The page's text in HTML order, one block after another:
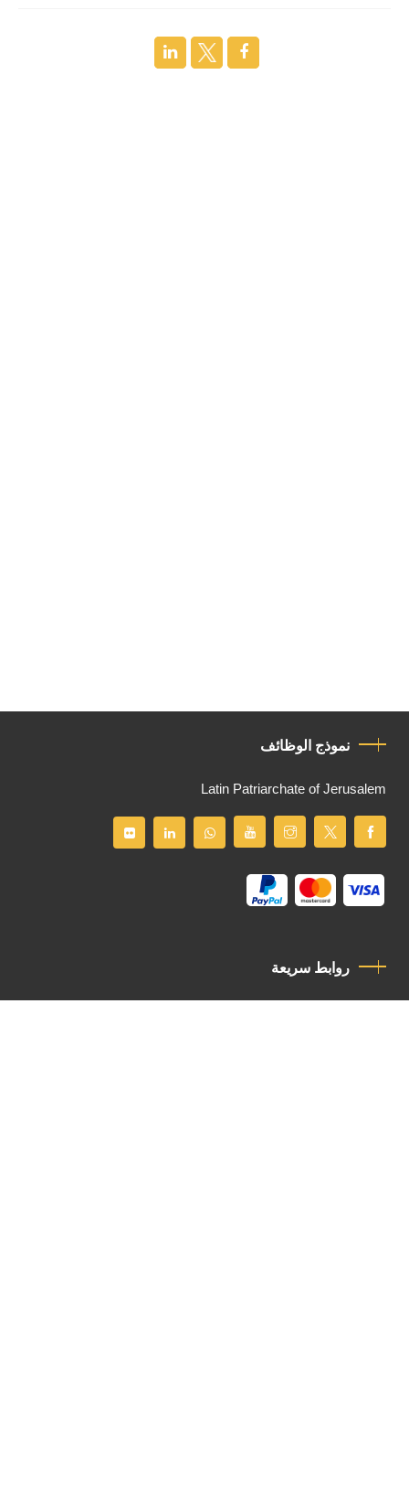
نموذج الوظائف
Latin Patriarchate of Jerusalem
روابط سريعة